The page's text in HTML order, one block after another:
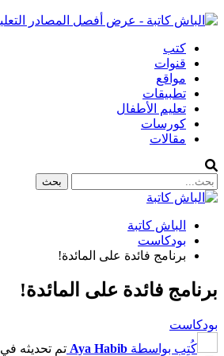
كتب
قنوات
مواقع
تطبيقات
تعليم الأطفال
كورسات
مقالات
الباش كاتبة
بودكاست
برنامج فائدة على المائدة!
برنامج فائدة على المائدة!
بودكاست
كُتِب بواسطة Aya Habib تم تحديثه في